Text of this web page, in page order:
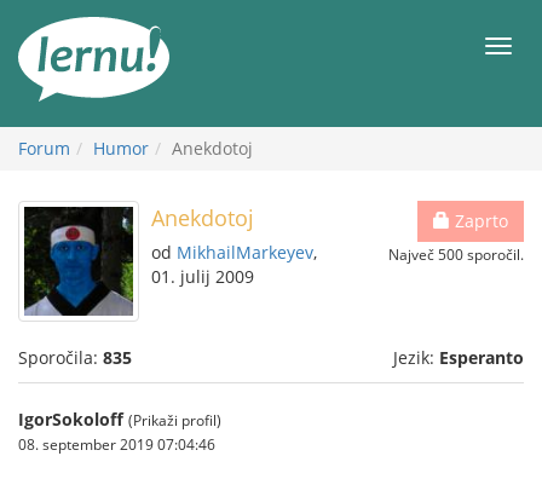
vsebini
Meni
Forum Humor Anekdotoj
Zaprto
Največ 500 sporočil.
Anekdotoj
od MikhailMarkeyev,
01. julij 2009
Sporočila: 835 Jezik: Esperanto
IgorSokoloff (Prikaži profil)
08. september 2019 07:04:46